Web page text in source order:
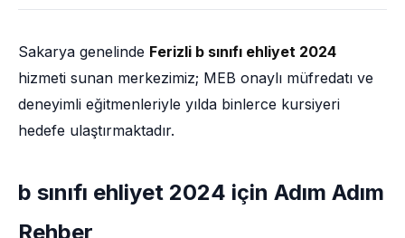
Sakarya genelinde Ferizli b sınıfı ehliyet 2024
hizmeti sunan merkezimiz; MEB onaylı müfredatı ve
deneyimli eğitmenleriyle yılda binlerce kursiyeri
hedefe ulaştırmaktadır.
b sınıfı ehliyet 2024 için Adım Adım
Rehber